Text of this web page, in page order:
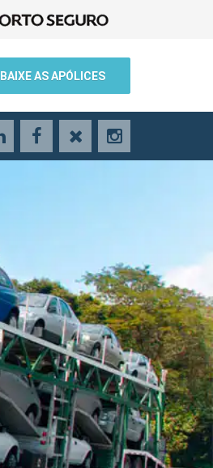
BAIXE AS APÓLICES
LinkedInFacebook
X Instagram